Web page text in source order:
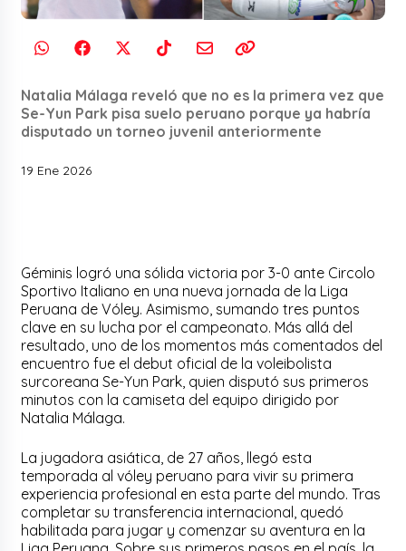
Natalia Málaga reveló que no es la primera vez que
Se-Yun Park pisa suelo peruano porque ya habría
disputado un torneo juvenil anteriormente
19 Ene 2026
Géminis logró una sólida victoria por 3-0 ante Circolo
Sportivo Italiano en una nueva jornada de la Liga
Peruana de Vóley. Asimismo, sumando tres puntos
clave en su lucha por el campeonato. Más allá del
resultado, uno de los momentos más comentados del
encuentro fue el debut oficial de la voleibolista
surcoreana Se-Yun Park, quien disputó sus primeros
minutos con la camiseta del equipo dirigido por
Natalia Málaga.
La jugadora asiática, de 27 años, llegó esta
temporada al vóley peruano para vivir su primera
experiencia profesional en esta parte del mundo. Tras
completar su transferencia internacional, quedó
habilitada para jugar y comenzar su aventura en la